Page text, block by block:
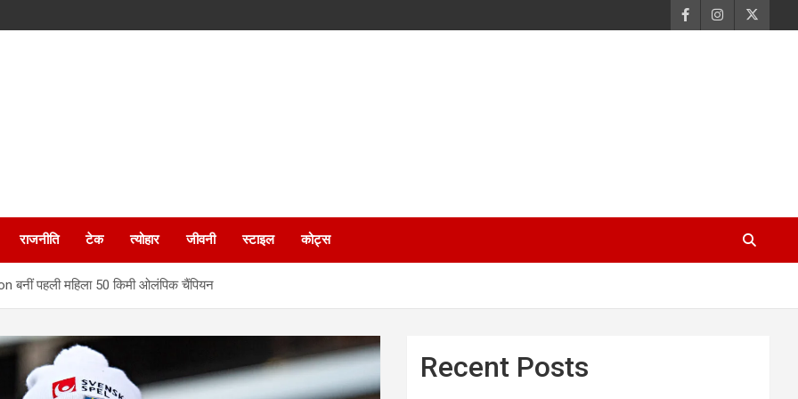
राजनीति टेक त्योहार जीवनी स्टाइल कोट्स
पहली महिला 50 किमी ओलंपिक चैंपियन
Recent Posts